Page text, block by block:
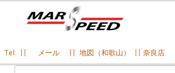
Tel: メール 地図（和歌山） 奈良店